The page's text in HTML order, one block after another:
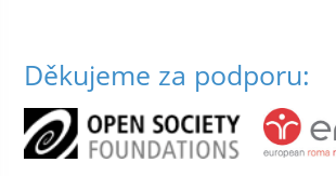
Děkujeme za podporu: